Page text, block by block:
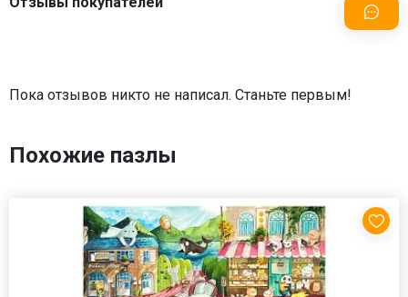
Пока отзывов никто не написал. Станьте первым!
Похожие пазлы